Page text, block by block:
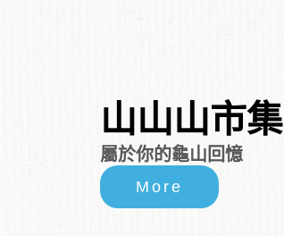
山山山市集
屬於你的龜山回憶
More